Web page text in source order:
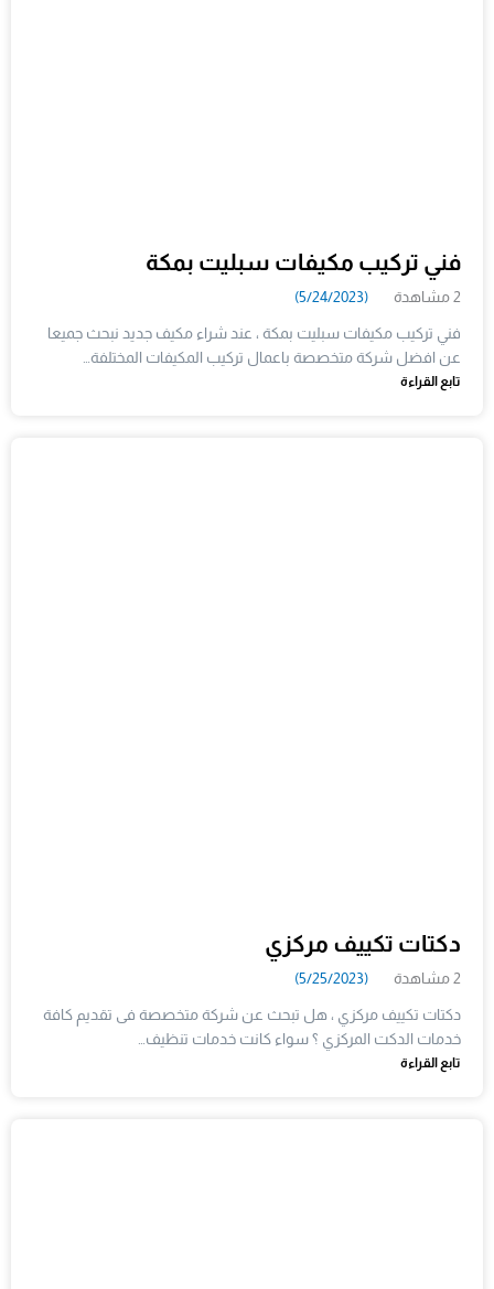
فني تركيب مكيفات سبليت بمكة
2 مشاهدة (5/24/2023)
فني تركيب مكيفات سبليت بمكة ، عند شراء مكيف جديد نبحث جميعا
عن افضل شركة متخصصة باعمال تركيب المكيفات المختلفة…
تابع القراءة
دكتات تكييف مركزي
2 مشاهدة (5/25/2023)
دكتات تكييف مركزي ، هل تبحث عن شركة متخصصة فى تقديم كافة
خدمات الدكت المركزي ؟ سواء كانت خدمات تنظيف…
تابع القراءة